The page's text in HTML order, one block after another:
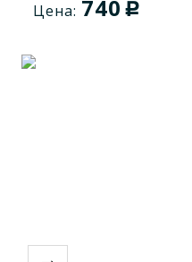
Цена: 740 c